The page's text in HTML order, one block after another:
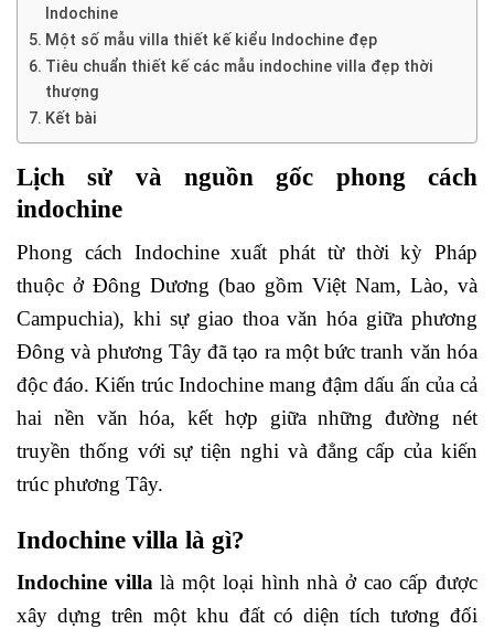
Indochine
Một số mẫu villa thiết kế kiểu Indochine đẹp
Tiêu chuẩn thiết kế các mẫu indochine villa đẹp thời
thượng
Kết bài
Lịch sử và nguồn gốc phong cách
indochine
Phong cách Indochine xuất phát từ thời kỳ Pháp
thuộc ở Đông Dương (bao gồm Việt Nam, Lào, và
Campuchia), khi sự giao thoa văn hóa giữa phương
Đông và phương Tây đã tạo ra một bức tranh văn hóa
độc đáo. Kiến trúc Indochine mang đậm dấu ấn của cả
hai nền văn hóa, kết hợp giữa những đường nét
truyền thống với sự tiện nghi và đẳng cấp của kiến
trúc phương Tây.
Indochine villa là gì?
Indochine villalà một loại hình nhà ở cao cấp được
xây dựng trên một khu đất có diện tích tương đối